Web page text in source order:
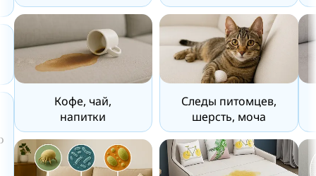
Кофе, чай,
напитки
Следы питомцев,
шерсть, моча